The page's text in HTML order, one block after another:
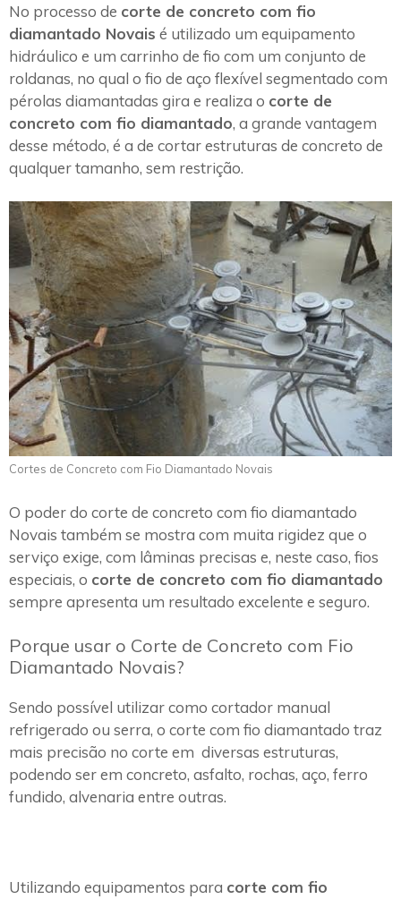
No processo de corte de concreto com fio
diamantado Novais é utilizado um equipamento
hidráulico e um carrinho de fio com um conjunto de
roldanas, no qual o fio de aço flexível segmentado com
pérolas diamantadas gira e realiza o corte de
concreto com fio diamantado, a grande vantagem
desse método, é a de cortar estruturas de concreto de
qualquer tamanho, sem restrição.
Cortes de Concreto com Fio Diamantado Novais
O poder do corte de concreto com fio diamantado
Novais também se mostra com muita rigidez que o
serviço exige, com lâminas precisas e, neste caso, fios
especiais, o corte de concreto com fio diamantado
sempre apresenta um resultado excelente e seguro.
Porque usar o Corte de Concreto com Fio
Diamantado Novais?
Sendo possível utilizar como cortador manual
refrigerado ou serra, o corte com fio diamantado traz
mais precisão no corte em diversas estruturas,
podendo ser em concreto, asfalto, rochas, aço, ferro
fundido, alvenaria entre outras.
Utilizando equipamentos para corte com fio